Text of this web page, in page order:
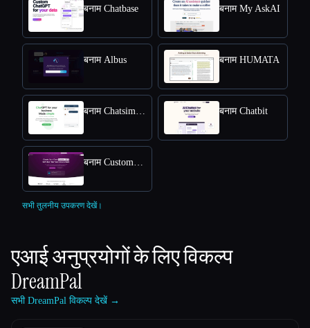
बनाम Chatbase बनाम My AskAI
बनाम Albus बनाम HUMATA
बनाम Chatbit
सभी तुलनीय उपकरण देखें।
एआई अनुप्रयोगों के लिए विकल्प
DreamPal
सभी DreamPal विकल्प देखें →